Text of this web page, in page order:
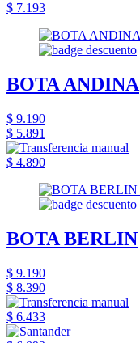
$ 7.193
BOTA ANDINA
$ 9.190
$ 5.891
$ 4.890
BOTA BERLIN
$ 9.190
$ 8.390
$ 6.433